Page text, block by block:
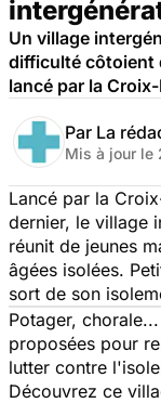
Un village
difficulté côtoient
lancé par la
Par La
Mis à jour le
Lancé par la
dernier, le village
réunit de jeunes
âgées isolées.
sort de son
Potager,
proposées pour
lutter contre
Découvrez ce